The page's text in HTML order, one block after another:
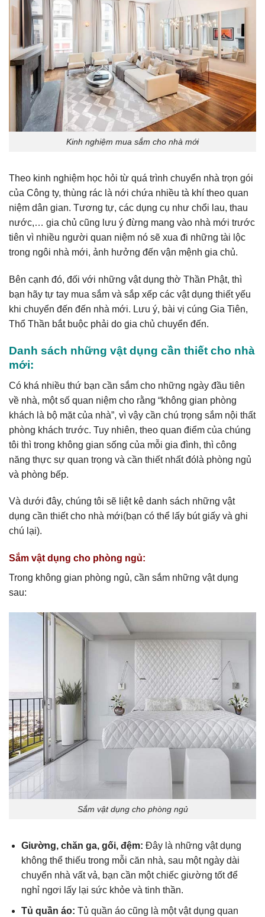
Kinh nghiệm mua sắm cho nhà mới
Theo kinh nghiệm học hỏi từ quá trình chuyển nhà trọn gói
của Công ty, thùng rác là nới chứa nhiều tà khí theo quan
niệm dân gian. Tương tự, các dụng cụ như chổi lau, thau
nước,… gia chủ cũng lưu ý đừng mang vào nhà mới trước
tiên vì nhiều người quan niệm nó sẽ xua đi những tài lộc
trong ngôi nhà mới, ảnh hưởng đến vận mệnh gia chủ.
Bên cạnh đó, đối với những vật dụng thờ Thần Phật, thì
bạn hãy tự tay mua sắm và sắp xếp các vật dụng thiết yếu
khi chuyển đến đến nhà mới. Lưu ý, bài vị cúng Gia Tiên,
Thổ Thần bắt buộc phải do gia chủ chuyển đến.
Danh sách những vật dụng cần thiết cho nhà
mới:
Có khá nhiều thứ bạn cần sắm cho những ngày đầu tiên
về nhà, một số quan niệm cho rằng “không gian phòng
khách là bộ mặt của nhà”, vì vậy cần chú trọng sắm nội thất
phòng khách trước. Tuy nhiên, theo quan điểm của chúng
tôi thì trong không gian sống của mỗi gia đình, thì công
năng thực sự quan trọng và cần thiết nhất đólà phòng ngủ
và phòng bếp.
Và dưới đây, chúng tôi sẽ liệt kê danh sách những vật
dụng cần thiết cho nhà mới(bạn có thể lấy bút giấy và ghi
chú lại).
Sắm vật dụng cho phòng ngủ:
Trong không gian phòng ngủ, cần sắm những vật dụng
sau:
Sắm vật dụng cho phòng ngủ
Giường, chăn ga, gối, đệm: Đây là những vật dụng
không thể thiếu trong mỗi căn nhà, sau một ngày dài
chuyển nhà vất vả, bạn cần một chiếc giường tốt để
nghỉ ngơi lấy lại sức khỏe và tinh thần.
Tủ quần áo: Tủ quần áo cũng là một vật dụng quan